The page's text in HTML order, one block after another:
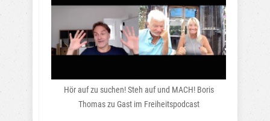
Hör auf zu suchen! Steh auf und MACH! Boris
Thomas zu Gast im Freiheitspodcast